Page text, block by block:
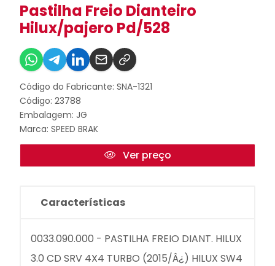
Pastilha Freio Dianteiro
Hilux/pajero Pd/528
Código do Fabricante: SNA-1321
Código: 23788
Embalagem: JG
Marca: SPEED BRAK
Ver preço
Características
0033.090.000 - PASTILHA FREIO DIANT. HILUX
3.0 CD SRV 4X4 TURBO (2015/Â¿) HILUX SW4